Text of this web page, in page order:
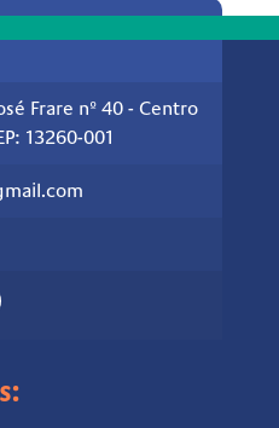
Frare nº 40 - Centro
13260-001